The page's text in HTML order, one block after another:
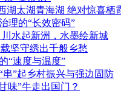
湖太湖青海湖 绝对惊喜栖
理的“长效密码”
水起新洲，水墨绘新城
坚守绣出千般乡愁
“速度与温度”
”起乡村振兴与强边固防
味”牛走出国门？